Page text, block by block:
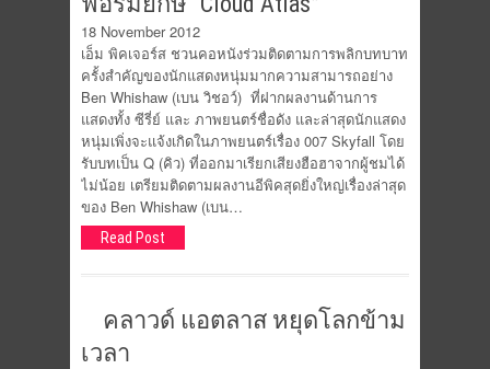
18 November 2012
เอ็ม พิคเจอร์ส ชวนคอหนังร่วมติดตามการพลิกบทบาท
ครั้งสำคัญของนักแสดงหนุ่มมากความสามารถอย่าง
Ben Whishaw (เบน วิชอว์) ที่ฝากผลงานด้านการ
แสดงทั้ง ซีรี่ย์ และ ภาพยนตร์ชื่อดัง และล่าสุดนักแสดง
หนุ่มเพิ่งจะแจ้งเกิดในภาพยนตร์เรื่อง 007 Skyfall โดย
รับบทเป็น Q (คิว) ที่ออกมาเรียกเสียงฮือฮาจากผู้ชมได้
ไม่น้อย เตรียมติดตามผลงานอีพิคสุดยิ่งใหญ่เรื่องล่าสุด
ของ Ben Whishaw (เบน…
Read Post
คลาวด์ แอตลาส หยุดโลกข้าม
เวลา